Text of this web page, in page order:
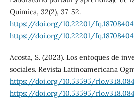
Química, 32(2), 37-52.
https://doi.org/10.22201/
https://doi.org/10.22201/
Acosta, S. (2023). Los enfoques de
sociales. Revista Latinoamericana
https://doi.org/10.53595/rlo.v3.i8.084
https://doi.org/10.53595/rlo.v3.i8.084